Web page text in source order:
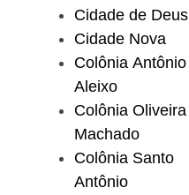
Cidade de Deus
Cidade Nova
Colônia Antônio
Aleixo
Colônia Oliveira
Machado
Colônia Santo
Antônio